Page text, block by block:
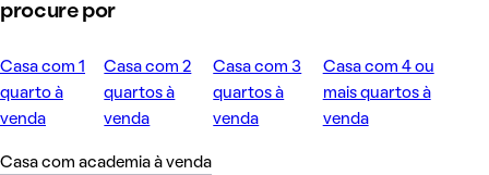
procure por
Casa com 1
quarto à
venda
Casa com 2
quartos à
venda
Casa com 3
quartos à
venda
Casa com 4 ou
mais quartos à
venda
Casa com academia à venda